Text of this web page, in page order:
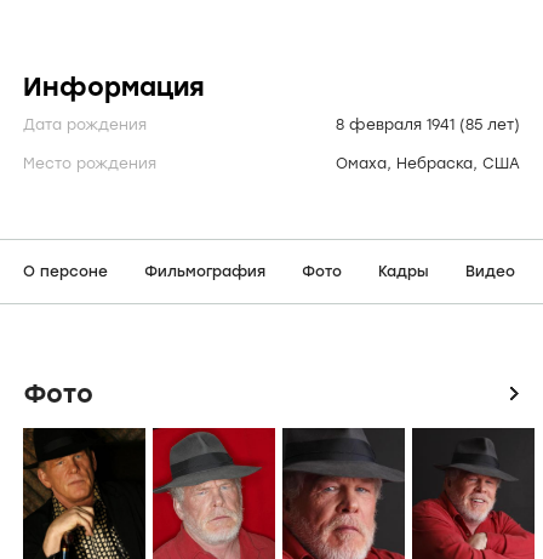
Информация
Дата рождения 8 февраля 1941 (85 лет)
Место рождения Омаха, Небраска, США
О персоне Фильмография Фото Кадры Видео
Фото icon